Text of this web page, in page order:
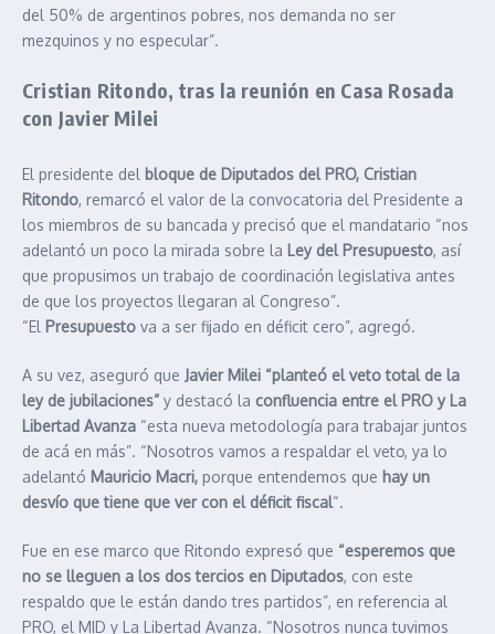
del 50% de argentinos pobres, nos demanda no ser
mezquinos y no especular”.
Cristian Ritondo, tras la reunión en Casa Rosada
con Javier Milei
El presidente del bloque de Diputados del PRO, Cristian
Ritondo, remarcó el valor de la convocatoria del Presidente a
los miembros de su bancada y precisó que el mandatario “nos
adelantó un poco la mirada sobre la Ley del Presupuesto, así
que propusimos un trabajo de coordinación legislativa antes
de que los proyectos llegaran al Congreso”.
“El Presupuesto va a ser fijado en déficit cero”, agregó.
A su vez, aseguró que Javier Milei “planteó el veto total de la
ley de jubilaciones” y destacó la confluencia entre el PRO y La
Libertad Avanza “esta nueva metodología para trabajar juntos
de acá en más”. “Nosotros vamos a respaldar el veto, ya lo
adelantó Mauricio Macri, porque entendemos que hay un
desvío que tiene que ver con el déficit fiscal“.
Fue en ese marco que Ritondo expresó que “esperemos que
no se lleguen a los dos tercios en Diputados, con este
respaldo que le están dando tres partidos”, en referencia al
PRO, el MID y La Libertad Avanza. “Nosotros nunca tuvimos